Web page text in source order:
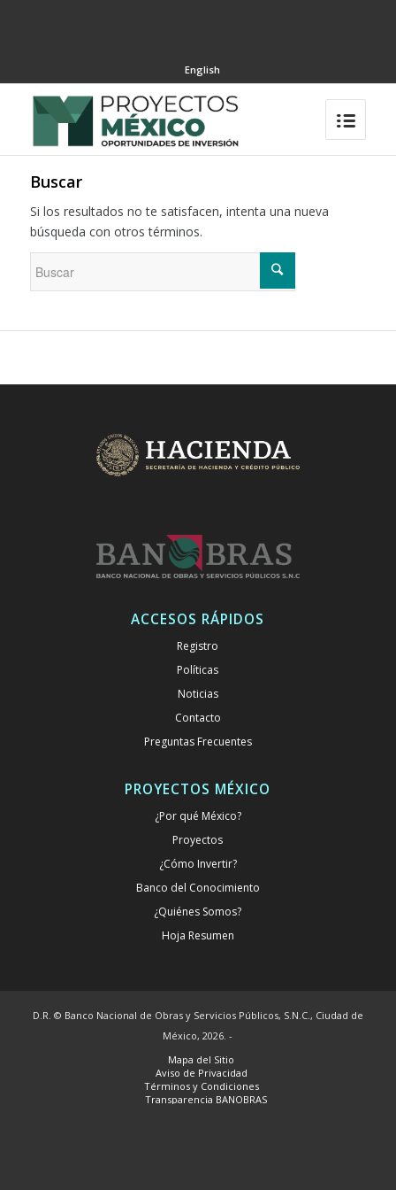
English
Buscar
Si los resultados no te satisfacen, intenta una nueva
búsqueda con otros términos.
ACCESOS RÁPIDOS
Registro
Políticas
Noticias
Contacto
Preguntas Frecuentes
PROYECTOS MÉXICO
¿Por qué México?
Proyectos
¿Cómo Invertir?
Banco del Conocimiento
¿Quiénes Somos?
Hoja Resumen
D.R. © Banco Nacional de Obras y Servicios Públicos, S.N.C., Ciudad de
México, 2026. -
Mapa del Sitio
Aviso de Privacidad
Términos y Condiciones
Transparencia BANOBRAS